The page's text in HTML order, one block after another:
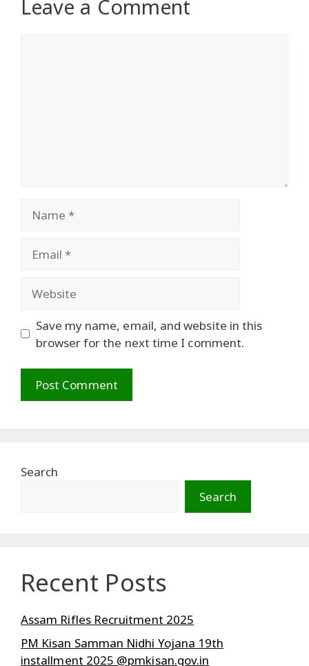
Leave a Comment
Save my name, email, and website in this
browser for the next time I comment.
Search
Search
Recent Posts
Assam Rifles Recruitment 2025
PM Kisan Samman Nidhi Yojana 19th
installment 2025 @pmkisan.gov.in